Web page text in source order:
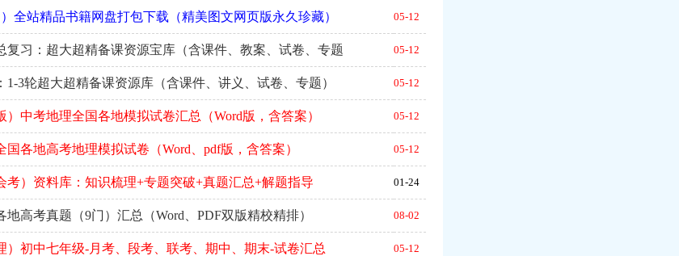
全站精品书籍网盘打包下载（精美图文网页版永久珍藏） 05-12
复习：超大超精备课资源宝库（含课件、教案、试卷、专题 05-12
1-3轮超大超精备课资源库（含课件、讲义、试卷、专题） 05-12
）中考地理全国各地模拟试卷汇总（Word版，含答案） 05-12
国各地高考地理模拟试卷（Word、pdf版，含答案） 05-12
考）资料库：知识梳理+专题突破+真题汇总+解题指导 01-24
地高考真题（9门）汇总（Word、PDF双版精校精排） 08-02
）初中七年级-月考、段考、联考、期中、期末-试卷汇总 05-12